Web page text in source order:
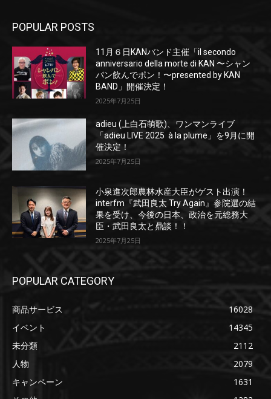
POPULAR POSTS
11月６日KANバンド主催「il secondo
anniversario della morte di KAN 〜シャン
パン飲んでポン！〜presented by KAN
BAND」開催決定！
2025年7月25日
adieu (上白石萌歌)、ワンマンライブ
「adieu LIVE 2025 à la plume」を9月に開
催決定！
2025年7月25日
小泉進次郎農林水産大臣がゲスト出演！
interfm『武田良太 Try Again』参院選の結
果を受け、今後の日本、政治を元総務大
臣・武田良太と鼎談！！
2025年7月25日
POPULAR CATEGORY
商品サービス
16028
イベント
14345
未分類
2112
人物
2079
キャンペーン
1631